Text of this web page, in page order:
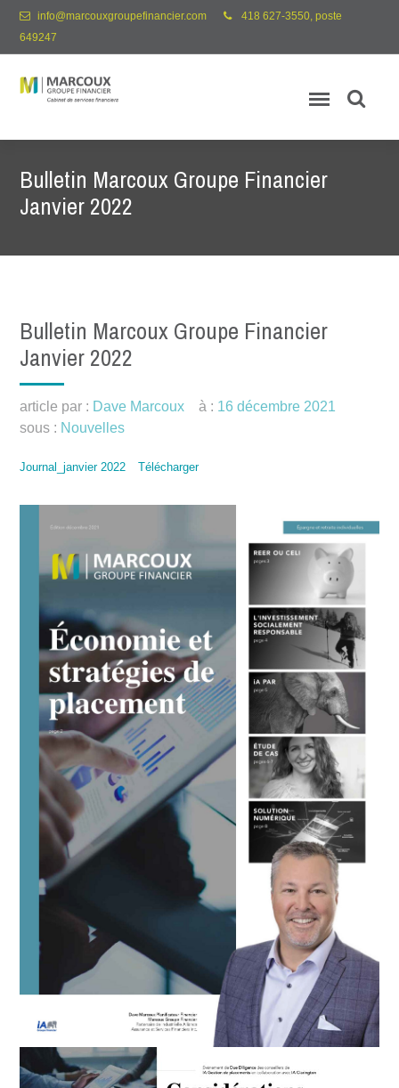
info@marcouxgroupefinancier.com
418 627-3550, poste
649247
Bulletin Marcoux Groupe Financier
Janvier 2022
Bulletin Marcoux Groupe Financier
Janvier 2022
article par : Dave Marcoux à : 16 décembre 2021
sous : Nouvelles
Journal_janvier 2022 Télécharger